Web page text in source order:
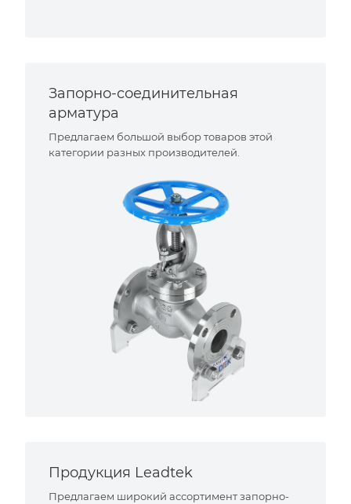
Запорно-соединительная
арматура
Предлагаем большой выбор товаров этой
категории разных производителей.
Продукция Leadtek
Предлагаем широкий ассортимент запорно-